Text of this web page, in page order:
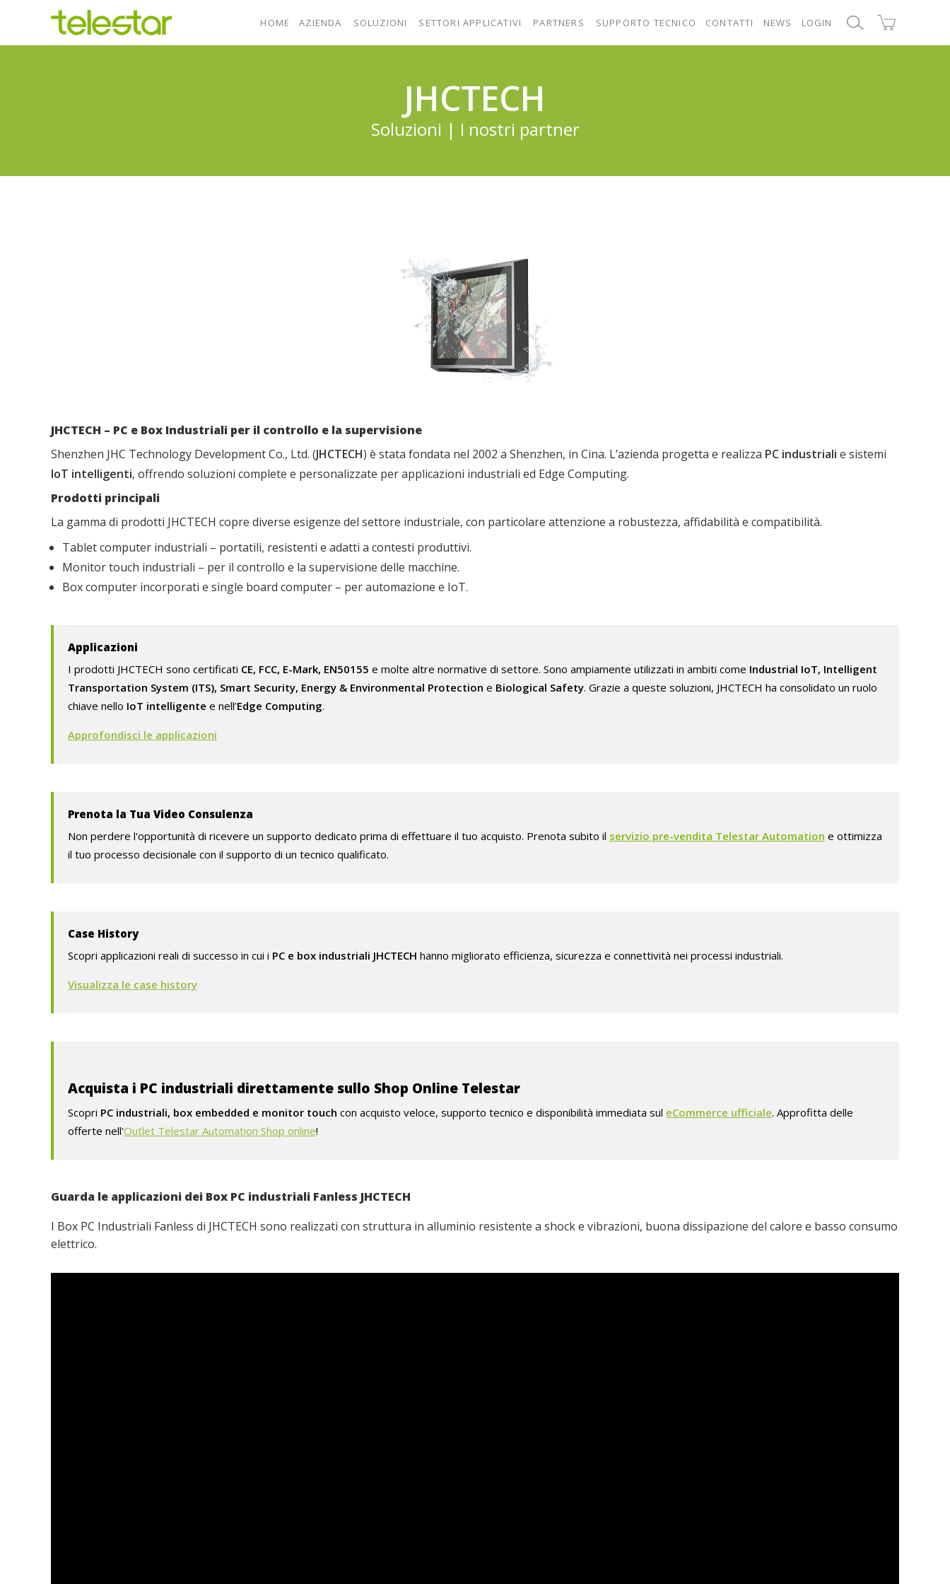
HOME AZIENDA SOLUZIONI SETTORI APPLICATIVI PARTNERS SUPPORTO TECNICO CONTATTI NEWS LOGIN
JHCTECH
Soluzioni | I nostri partner
JHCTECH – PC e Box Industriali per il controllo e la supervisione
Shenzhen JHC Technology Development Co., Ltd. (JHCTECH) è stata fondata nel 2002 a Shenzhen, in Cina. L’azienda progetta e realizza PC industriali e sistemi
IoT intelligenti, offrendo soluzioni complete e personalizzate per applicazioni industriali ed Edge Computing.
Prodotti principali
La gamma di prodotti JHCTECH copre diverse esigenze del settore industriale, con particolare attenzione a robustezza, affidabilità e compatibilità.
Tablet computer industriali – portatili, resistenti e adatti a contesti produttivi.
Monitor touch industriali – per il controllo e la supervisione delle macchine.
Box computer incorporati e single board computer – per automazione e IoT.
Applicazioni
I prodotti JHCTECH sono certificati CE, FCC, E-Mark, EN50155 e molte altre normative di settore. Sono ampiamente utilizzati in ambiti come Industrial IoT, Intelligent
Transportation System (ITS), Smart Security, Energy & Environmental Protection e Biological Safety. Grazie a queste soluzioni, JHCTECH ha consolidato un ruolo
chiave nello IoT intelligente e nell’Edge Computing.
Approfondisci le applicazioni
Prenota la Tua Video Consulenza
Non perdere l'opportunità di ricevere un supporto dedicato prima di effettuare il tuo acquisto. Prenota subito il servizio pre-vendita Telestar Automation e ottimizza
il tuo processo decisionale con il supporto di un tecnico qualificato.
Case History
Scopri applicazioni reali di successo in cui i PC e box industriali JHCTECH hanno migliorato efficienza, sicurezza e connettività nei processi industriali.
Visualizza le case history
Acquista i PC industriali direttamente sullo Shop Online Telestar
Scopri PC industriali, box embedded e monitor touch con acquisto veloce, supporto tecnico e disponibilità immediata sul eCommerce ufficiale. Approfitta delle
offerte nell'Outlet Telestar Automation Shop online!
Guarda le applicazioni dei Box PC industriali Fanless JHCTECH
I Box PC Industriali Fanless di JHCTECH sono realizzati con struttura in alluminio resistente a shock e vibrazioni, buona dissipazione del calore e basso consumo
elettrico.